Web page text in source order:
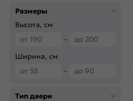
Размеры
Высота, см
-
Ширина, см
-
Тип двери